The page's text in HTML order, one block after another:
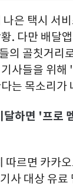
은 택시 서
. 다만 배달
의 골칫거리
사들을 위
는 목소리가
하면 '프로
따르면 카카
사 대상 유료